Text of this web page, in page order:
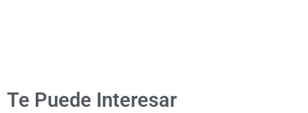
Te Puede Interesar